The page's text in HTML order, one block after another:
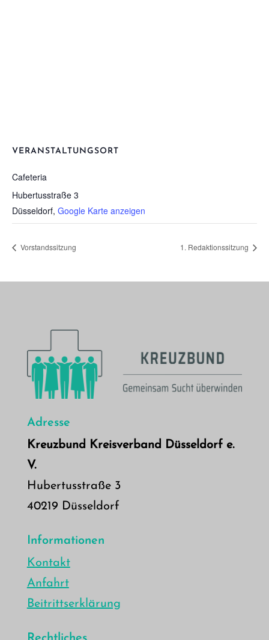
VERANSTALTUNGSORT
Cafe­te­ria
Hubertusstraße 3
Düsseldorf, Google Karte anzeigen
Vor­stands­sit­zung 1. Redak­ti­ons­sit­zung
Adresse
Kreuzbund Kreisverband Düsseldorf e.
V.
Hubertusstraße 3
40219 Düsseldorf
Informationen
Kontakt
Anfahrt
Beitrittserklärung